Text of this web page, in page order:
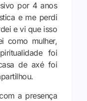
por 4 anos
e me perdi
e vi que isso
como mulher,
foi
de axé foi
a presença